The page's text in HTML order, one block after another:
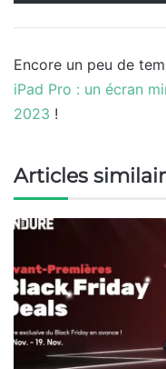
Encore un peu de
iPad Pro : un écran
2023 !
Articles